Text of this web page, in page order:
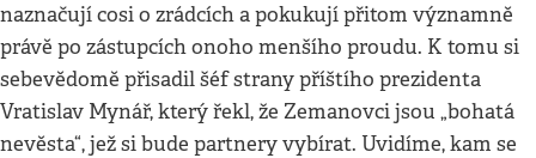
naznačují cosi o zrádcích a pokukují přitom významně
právě po zástupcích onoho menšího proudu. K tomu si
sebevědomě přisadil šéf strany příštího prezidenta
Vratislav Mynář, který řekl, že Zemanovci jsou „bohatá
nevěsta“, jež si bude partnery vybírat. Uvidíme, kam se